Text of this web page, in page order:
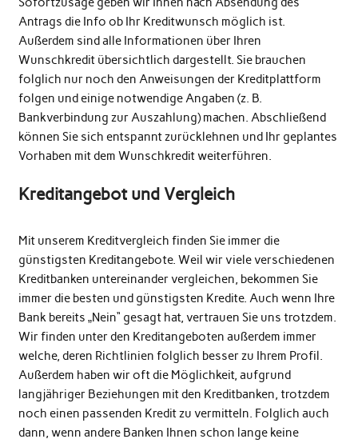
Antrags die Info ob Ihr Kreditwunsch möglich ist.
Außerdem sind alle Informationen über Ihren
Wunschkredit übersichtlich dargestellt. Sie brauchen
folglich nur noch den Anweisungen der Kreditplattform
folgen und einige notwendige Angaben (z. B.
Bankverbindung zur Auszahlung) machen. Abschließend
können Sie sich entspannt zurücklehnen und Ihr geplantes
Vorhaben mit dem Wunschkredit weiterführen.
Kreditangebot und Vergleich
Mit unserem Kreditvergleich finden Sie immer die
günstigsten Kreditangebote. Weil wir viele verschiedenen
Kreditbanken untereinander vergleichen, bekommen Sie
immer die besten und günstigsten Kredite. Auch wenn Ihre
Bank bereits „Nein“ gesagt hat, vertrauen Sie uns trotzdem.
Wir finden unter den Kreditangeboten außerdem immer
welche, deren Richtlinien folglich besser zu Ihrem Profil.
Außerdem haben wir oft die Möglichkeit, aufgrund
langjähriger Beziehungen mit den Kreditbanken, trotzdem
noch einen passenden Kredit zu vermitteln. Folglich auch
dann, wenn andere Banken Ihnen schon lange keine